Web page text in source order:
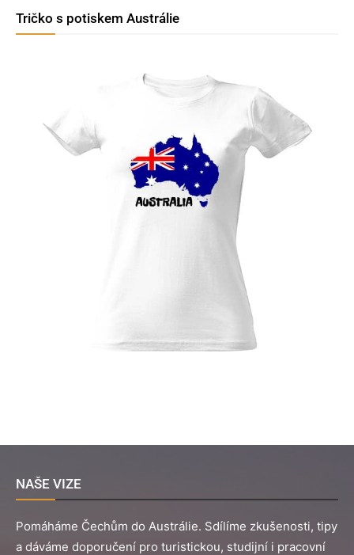
Tričko s potiskem Austrálie
NAŠE VIZE
Pomáháme Čechům do Austrálie. Sdílíme zkušenosti, tipy
a dáváme doporučení pro turistickou, studijní i pracovní